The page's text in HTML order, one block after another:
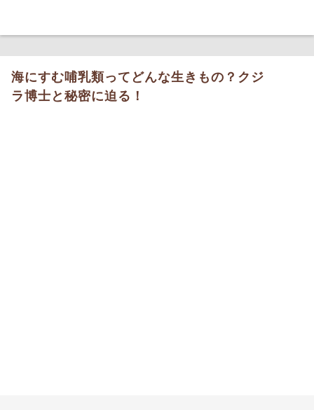
海にすむ哺乳類ってどんな生きもの？クジ
ラ博士と秘密に迫る！